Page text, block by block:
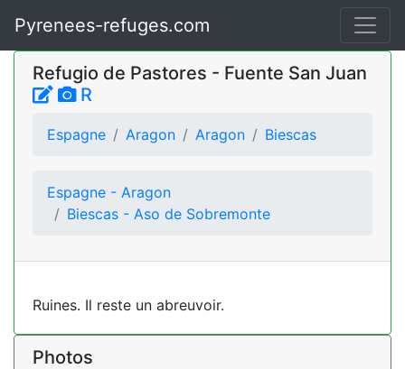
Pyrenees-refuges.com
Refugio de Pastores - Fuente San Juan
R
Espagne Aragon Aragon Biescas
Espagne - Aragon
Biescas - Aso de Sobremonte
Ruines. Il reste un abreuvoir.
Photos